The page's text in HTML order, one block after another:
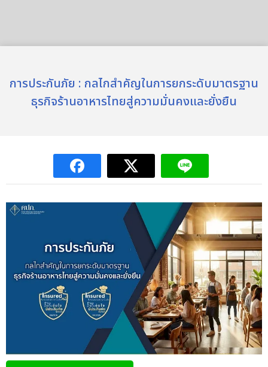
การประกันภัย : กลไกสำคัญในการยกระดับมาตรฐาน
ธุรกิจร้านอาหารไทยสู่ความมั่นคงและยั่งยืน